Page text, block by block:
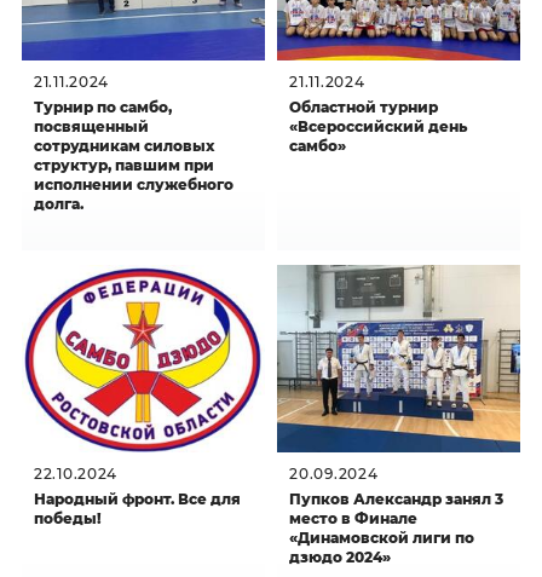
21.11.2024
Турнир по самбо,
посвященный
сотрудникам силовых
структур, павшим при
исполнении служебного
долга.
21.11.2024
Областной турнир
«Всероссийский день
самбо»
22.10.2024
Народный фронт. Все для
победы!
20.09.2024
Пупков Александр занял 3
место в Финале
«Динамовской лиги по
дзюдо 2024»